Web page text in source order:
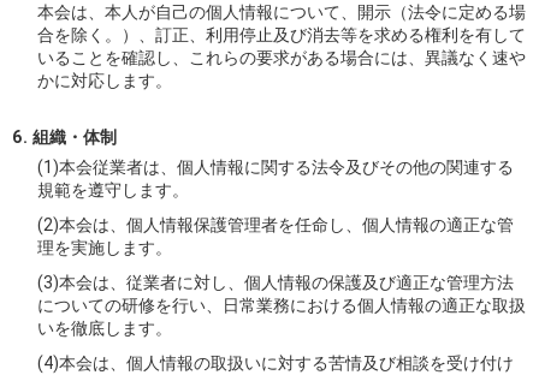
本会は、本人が自己の個人情報について、開示（法令に定める場
合を除く。）、訂正、利用停止及び消去等を求める権利を有して
いることを確認し、これらの要求がある場合には、異議なく速や
かに対応します。
組織・体制
(1)本会従業者は、個人情報に関する法令及びその他の関連する
規範を遵守します。
(2)本会は、個人情報保護管理者を任命し、個人情報の適正な管
理を実施します。
(3)本会は、従業者に対し、個人情報の保護及び適正な管理方法
についての研修を行い、日常業務における個人情報の適正な取扱
いを徹底します。
(4)本会は、個人情報の取扱いに対する苦情及び相談を受け付け